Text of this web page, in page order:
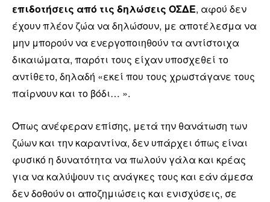
επιδοτήσεις από τις δηλώσεις ΟΣΔΕ, αφού δεν
έχουν πλέον ζώα να δηλώσουν, με αποτέλεσμα να
μην μπορούν να ενεργοποιηθούν τα αντίστοιχα
δικαιώματα, παρότι τους είχαν υποσχεθεί το
αντίθετο, δηλαδή «εκεί που τους χρωστάγανε τους
παίρνουν και το βόδι… ».
Όπως ανέφεραν επίσης, μετά την θανάτωση των
ζώων και την καραντίνα, δεν υπάρχει όπως είναι
φυσικό η δυνατότητα να πωλούν γάλα και κρέας
για να καλύψουν τις ανάγκες τους και εάν άμεσα
δεν δοθούν οι αποζημιώσεις και ενισχύσεις, σε